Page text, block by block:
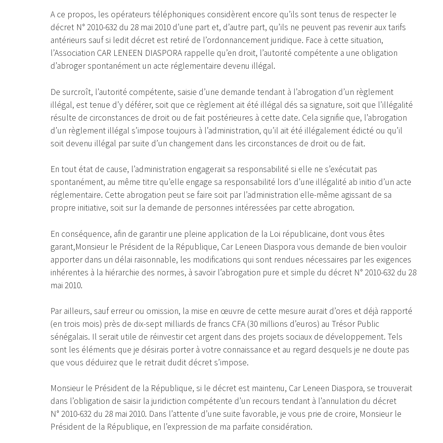
A ce propos, les opérateurs téléphoniques considèrent encore qu’ils sont tenus de respecter le
décret N° 2010-632 du 28 mai 2010 d’une part et, d’autre part, qu’ils ne peuvent pas revenir aux tarifs
antérieurs sauf si ledit décret est retiré de l’ordonnancement juridique. Face à cette situation,
l’Association CAR LENEEN DIASPORA rappelle qu’en droit, l’autorité compétente a une obligation
d’abroger spontanément un acte réglementaire devenu illégal.
De surcroît, l’autorité compétente, saisie d’une demande tendant à l’abrogation d’un règlement
illégal, est tenue d’y déférer, soit que ce règlement ait été illégal dés sa signature, soit que l’illégalité
résulte de circonstances de droit ou de fait postérieures à cette date. Cela signifie que, l’abrogation
d’un règlement illégal s’impose toujours à l’administration, qu’il ait été illégalement édicté ou qu’il
soit devenu illégal par suite d’un changement dans les circonstances de droit ou de fait.
En tout état de cause, l’administration engagerait sa responsabilité si elle ne s’exécutait pas
spontanément, au même titre qu’elle engage sa responsabilité lors d’une illégalité ab initio d’un acte
réglementaire. Cette abrogation peut se faire soit par l’administration elle-même agissant de sa
propre initiative, soit sur la demande de personnes intéressées par cette abrogation.
En conséquence, afin de garantir une pleine application de la Loi républicaine, dont vous êtes
garant,Monsieur le Président de la République, Car Leneen Diaspora vous demande de bien vouloir
apporter dans un délai raisonnable, les modifications qui sont rendues nécessaires par les exigences
inhérentes à la hiérarchie des normes, à savoir l’abrogation pure et simple du décret N° 2010-632 du 28
mai 2010.
Par ailleurs, sauf erreur ou omission, la mise en œuvre de cette mesure aurait d’ores et déjà rapporté
(en trois mois) près de dix-sept milliards de francs CFA (30 millions d’euros) au Trésor Public
sénégalais. Il serait utile de réinvestir cet argent dans des projets sociaux de développement. Tels
sont les éléments que je désirais porter à votre connaissance et au regard desquels je ne doute pas
que vous déduirez que le retrait dudit décret s’impose.
Monsieur le Président de la République, si le décret est maintenu, Car Leneen Diaspora, se trouverait
dans l’obligation de saisir la juridiction compétente d’un recours tendant à l’annulation du décret
N° 2010-632 du 28 mai 2010. Dans l’attente d’une suite favorable, je vous prie de croire, Monsieur le
Président de la République, en l’expression de ma parfaite considération.